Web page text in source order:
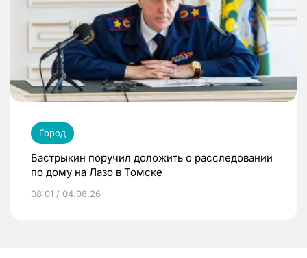
Город
Бастрыкин поручил доложить о расследовании
по дому на Лазо в Томске
08:01 / 04.08.26